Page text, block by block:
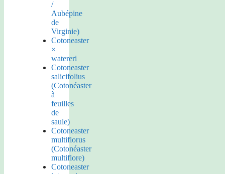
/
Aubépine
de
Virginie)
Cotoneaster
×
watereri
Cotoneaster
salicifolius
(Cotonéaster
à
feuilles
de
saule)
Cotoneaster
multiflorus
(Cotonéaster
multiflore)
Cotoneaster